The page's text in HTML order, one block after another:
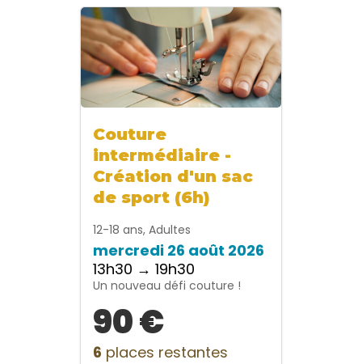
Couture
intermédiaire -
Création d'un sac
de sport (6h)
12-18 ans, Adultes
mercredi 26 août 2026
13h30 → 19h30
Un nouveau défi couture !
90 €
6 places restantes